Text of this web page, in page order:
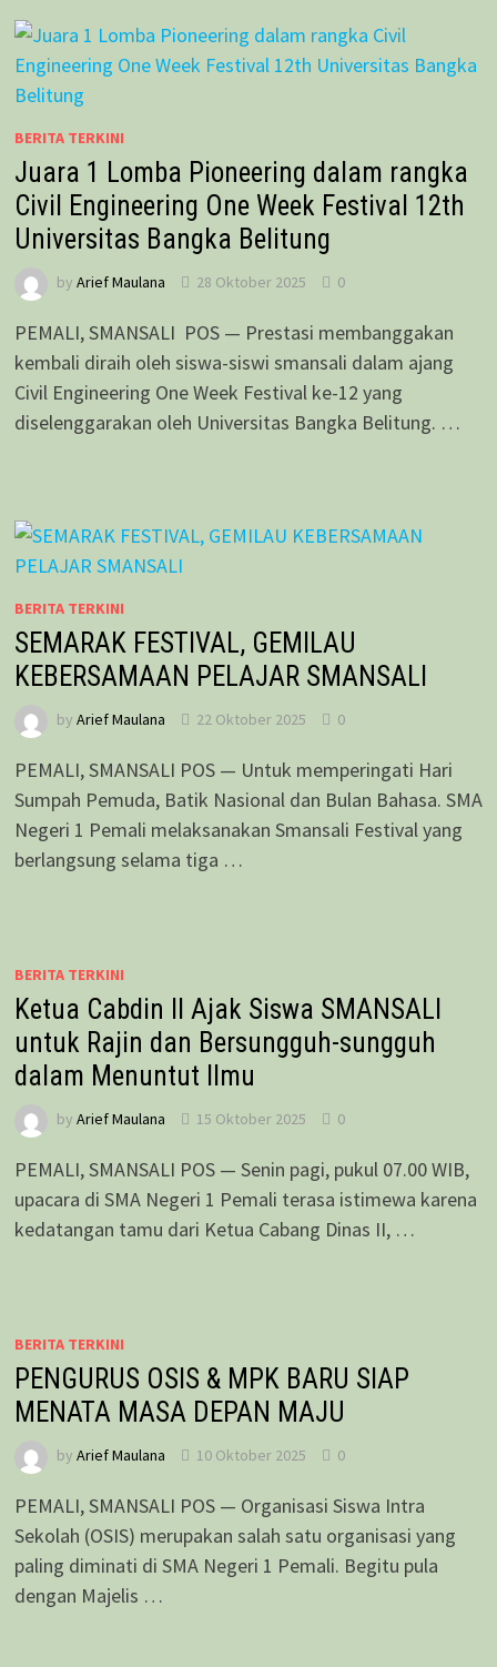
BERITA TERKINI
Juara 1 Lomba Pioneering dalam rangka
Civil Engineering One Week Festival 12th
Universitas Bangka Belitung
by Arief Maulana 28 Oktober 2025 0
PEMALI, SMANSALI POS — Prestasi membanggakan
kembali diraih oleh siswa-siswi smansali dalam ajang
Civil Engineering One Week Festival ke-12 yang
diselenggarakan oleh Universitas Bangka Belitung. …
BERITA TERKINI
SEMARAK FESTIVAL, GEMILAU
KEBERSAMAAN PELAJAR SMANSALI
by Arief Maulana 22 Oktober 2025 0
PEMALI, SMANSALI POS — Untuk memperingati Hari
Sumpah Pemuda, Batik Nasional dan Bulan Bahasa. SMA
Negeri 1 Pemali melaksanakan Smansali Festival yang
berlangsung selama tiga …
BERITA TERKINI
Ketua Cabdin II Ajak Siswa SMANSALI
untuk Rajin dan Bersungguh-sungguh
dalam Menuntut Ilmu
by Arief Maulana 15 Oktober 2025 0
PEMALI, SMANSALI POS — Senin pagi, pukul 07.00 WIB,
upacara di SMA Negeri 1 Pemali terasa istimewa karena
kedatangan tamu dari Ketua Cabang Dinas II, …
BERITA TERKINI
PENGURUS OSIS & MPK BARU SIAP
MENATA MASA DEPAN MAJU
by Arief Maulana 10 Oktober 2025 0
PEMALI, SMANSALI POS — Organisasi Siswa Intra
Sekolah (OSIS) merupakan salah satu organisasi yang
paling diminati di SMA Negeri 1 Pemali. Begitu pula
dengan Majelis …